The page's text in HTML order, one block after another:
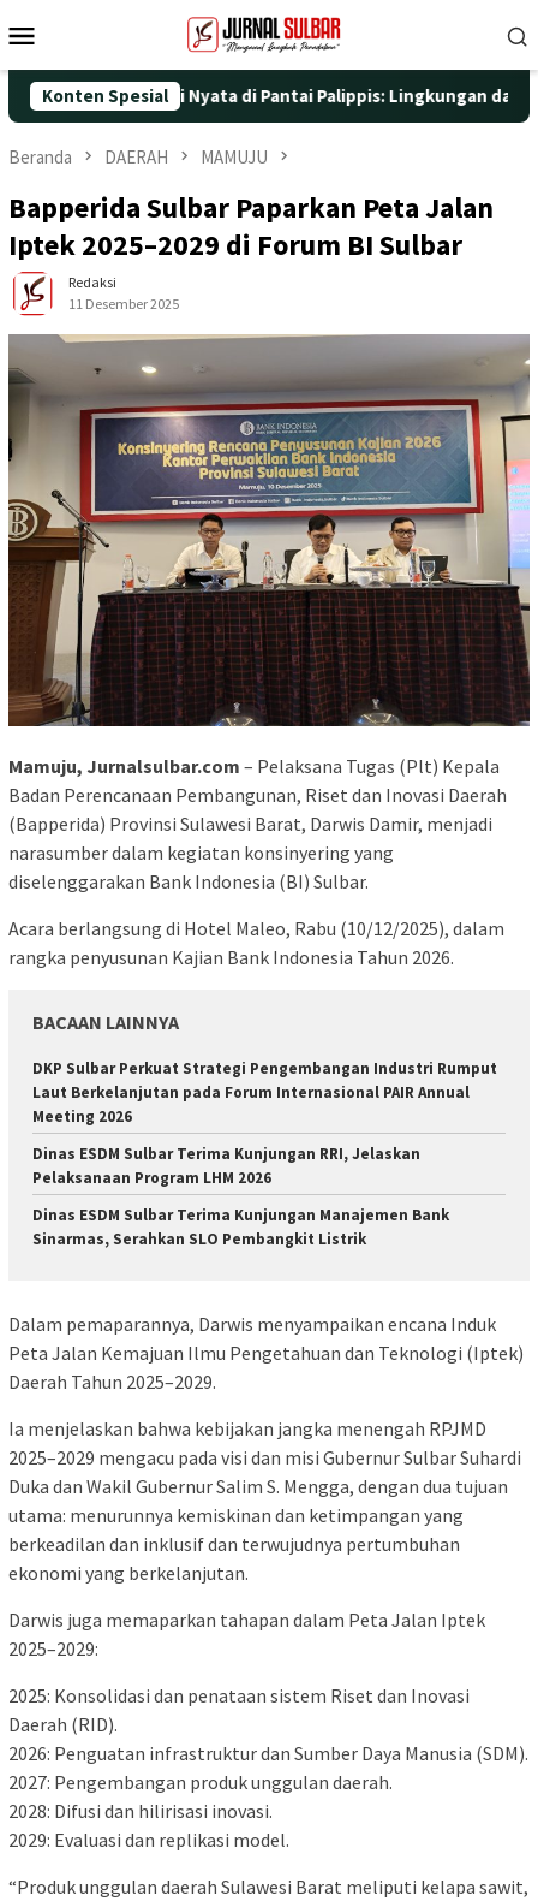
ke
Mobile
Konten Spesial
Aksi Nyata di Pantai Palippis: Lingkungan dan
Beranda DAERAH MAMUJU
Bapperida Sulbar Paparkan Peta Jalan
Iptek 2025–2029 di Forum BI Sulbar
Redaksi
11 Desember 2025
Mamuju, Jurnalsulbar.com – Pelaksana Tugas (Plt) Kepala
Badan Perencanaan Pembangunan, Riset dan Inovasi Daerah
(Bapperida) Provinsi Sulawesi Barat, Darwis Damir, menjadi
narasumber dalam kegiatan konsinyering yang
diselenggarakan Bank Indonesia (BI) Sulbar.
Acara berlangsung di Hotel Maleo, Rabu (10/12/2025), dalam
rangka penyusunan Kajian Bank Indonesia Tahun 2026.
BACAAN LAINNYA
DKP Sulbar Perkuat Strategi Pengembangan Industri Rumput
Laut Berkelanjutan pada Forum Internasional PAIR Annual
Meeting 2026
Dinas ESDM Sulbar Terima Kunjungan RRI, Jelaskan
Pelaksanaan Program LHM 2026
Dinas ESDM Sulbar Terima Kunjungan Manajemen Bank
Sinarmas, Serahkan SLO Pembangkit Listrik
Dalam pemaparannya, Darwis menyampaikan encana Induk
Peta Jalan Kemajuan Ilmu Pengetahuan dan Teknologi (Iptek)
Daerah Tahun 2025–2029.
Ia menjelaskan bahwa kebijakan jangka menengah RPJMD
2025–2029 mengacu pada visi dan misi Gubernur Sulbar Suhardi
Duka dan Wakil Gubernur Salim S. Mengga, dengan dua tujuan
utama: menurunnya kemiskinan dan ketimpangan yang
berkeadilan dan inklusif dan terwujudnya pertumbuhan
ekonomi yang berkelanjutan.
Darwis juga memaparkan tahapan dalam Peta Jalan Iptek
2025–2029:
2025: Konsolidasi dan penataan sistem Riset dan Inovasi
Daerah (RID).
2026: Penguatan infrastruktur dan Sumber Daya Manusia (SDM).
2027: Pengembangan produk unggulan daerah.
2028: Difusi dan hilirisasi inovasi.
2029: Evaluasi dan replikasi model.
“Produk unggulan daerah Sulawesi Barat meliputi kelapa sawit,